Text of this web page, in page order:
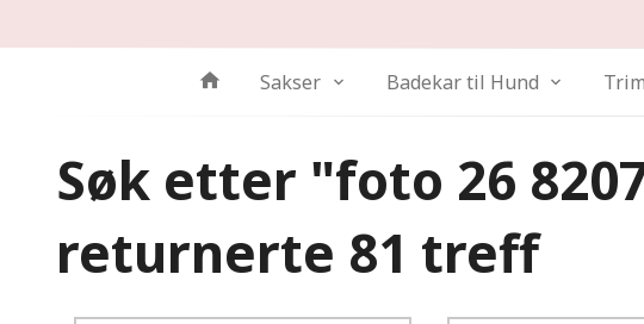
Sakser Badekar til Hund
Søk etter "foto 26
returnerte 81 treff